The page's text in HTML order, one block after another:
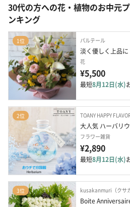
30代の方への花・植物のお中元
ンキング
1位 パルテール
淡く優しく上品に
花
¥5,500
最短8月12日(水)
2位 TOANY HAPPY
大人気 ハーバリ
フラワー雑貨
¥2,890
最短8月12日(水)
3位 kusakanmuri（クサ
Boite